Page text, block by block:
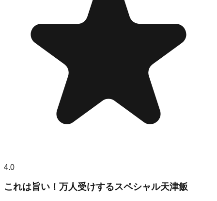
4.0
これは旨い！万人受けするスペシャル天津飯